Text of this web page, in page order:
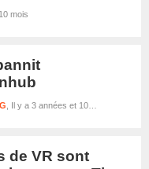
mois
Il y a 3 années et 10 mois
de VR sont